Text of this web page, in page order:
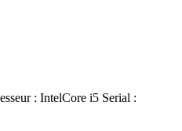
: IntelCore i5 Serial :